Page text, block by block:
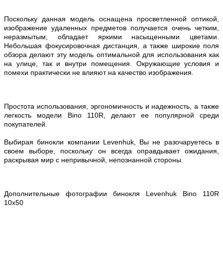
Поскольку данная модель оснащена просветленной оптикой,
изображение удаленных предметов получается очень четким,
неразмытым, обладает яркими насыщенными цветами.
Небольшая фокусировочная дистанция, а также широкие поля
обзора делают эту модель оптимальной для использования как
на улице, так и внутри помещения. Окружающие условия и
помехи практически не влияют на качество изображения.
Простота использования, эргономичность и надежность, а также
легкость модели Bino 110R, делают ее популярной среди
покупателей.
Выбирая бинокли компании Levenhuk, Вы не разочаруетесь в
своем выборе, поскольку он всегда оправдывает ожидания,
раскрывая мир с непривычной, непознанной стороны.
Дополнительные фотографии бинокля Levenhuk Bino 110R
10x50